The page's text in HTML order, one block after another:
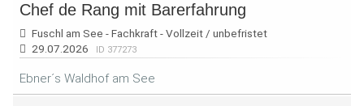
Chef de Rang mit Barerfahrung
Fuschl am See - Fachkraft - Vollzeit / unbefristet
29.07.2026
ID 377273
Ebner´s Waldhof am See